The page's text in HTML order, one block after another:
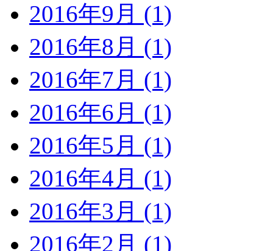
2016年9月 (1)
2016年8月 (1)
2016年7月 (1)
2016年6月 (1)
2016年5月 (1)
2016年4月 (1)
2016年3月 (1)
2016年2月 (1)